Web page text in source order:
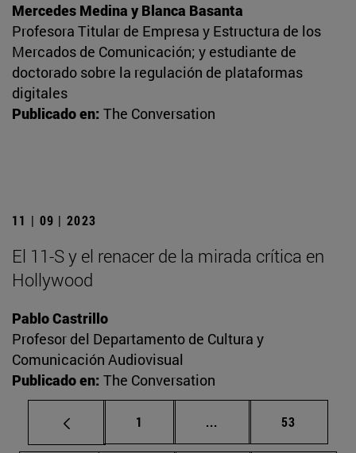
Mercedes Medina y Blanca Basanta
Profesora Titular de Empresa y Estructura de los
Mercados de Comunicación; y estudiante de
doctorado sobre la regulación de plataformas
digitales
Publicado en: The Conversation
11 | 09 | 2023
El 11-S y el renacer de la mirada crítica en
Hollywood
Pablo Castrillo
Profesor del Departamento de Cultura y
Comunicación Audiovisual
Publicado en: The Conversation
Página
1 ... Páginas intermedias
Página
53